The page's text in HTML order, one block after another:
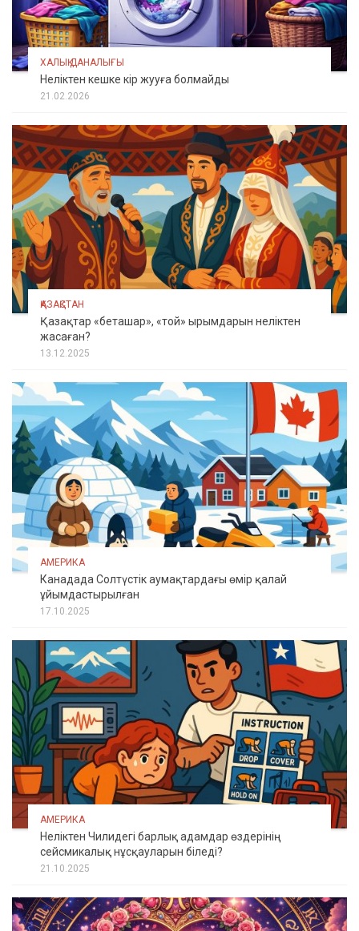
ХАЛЫҚ ДАНАЛЫҒЫ
Неліктен кешке кір жууға болмайды
21.02.2026
ҚАЗАҚСТАН
Қазақтар «беташар», «той» ырымдарын неліктен
жасаған?
13.12.2025
АМЕРИКА
Канадада Солтүстік аумақтардағы өмір қалай
ұйымдастырылған
17.10.2025
АМЕРИКА
Неліктен Чилидегі барлық адамдар өздерінің
сейсмикалық нұсқауларын біледі?
21.10.2025